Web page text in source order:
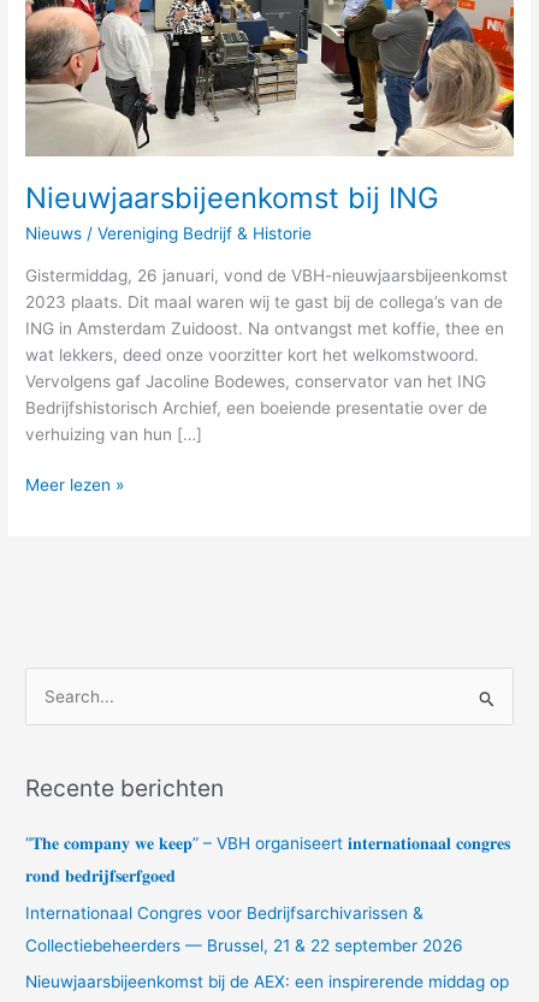
Nieuwjaarsbijeenkomst bij ING
Nieuws /Vereniging Bedrijf & Historie
Gistermiddag, 26 januari, vond de VBH-nieuwjaarsbijeenkomst
2023 plaats. Dit maal waren wij te gast bij de collega’s van de
ING in Amsterdam Zuidoost. Na ontvangst met koffie, thee en
wat lekkers, deed onze voorzitter kort het welkomstwoord.
Vervolgens gaf Jacoline Bodewes, conservator van het ING
Bedrijfshistorisch Archief, een boeiende presentatie over de
verhuizing van hun […]
Meer lezen »
kRecente berichten
“𝐓𝐡𝐞 𝐜𝐨𝐦𝐩𝐚𝐧𝐲 𝐰𝐞 𝐤𝐞𝐞𝐩” – VBH organiseert 𝐢𝐧𝐭𝐞𝐫𝐧𝐚𝐭𝐢𝐨𝐧𝐚𝐚𝐥 𝐜𝐨𝐧𝐠𝐫𝐞𝐬
𝐫𝐨𝐧𝐝 𝐛𝐞𝐝𝐫𝐢𝐣𝐟𝐬𝐞𝐫𝐟𝐠𝐨𝐞𝐝
Internationaal Congres voor Bedrijfsarchivarissen &
Collectiebeheerders — Brussel, 21 & 22 september 2026
Nieuwjaarsbijeenkomst bij de AEX: een inspirerende middag op